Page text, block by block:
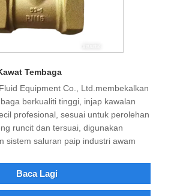
Tembaga
Equipment Co., Ltd.membekalkan
berkualiti tinggi, injap kawalan
profesional, sesuai untuk perolehan
runcit dan tersuai, digunakan
sistem saluran paip industri awam
Baca Lagi